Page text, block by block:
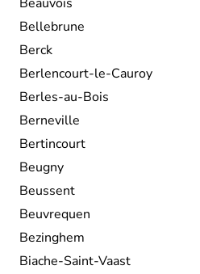
Bellebrune
Berck
Berlencourt-le-Cauroy
Berles-au-Bois
Berneville
Bertincourt
Beugny
Beussent
Beuvrequen
Bezinghem
Biache-Saint-Vaast